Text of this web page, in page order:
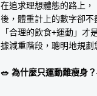
在追求理想體態的路上
後，體重計上的數字卻
「合理的飲食+運動」
據減重階段，聰明地規劃
🥗 為什麼只運動難瘦身